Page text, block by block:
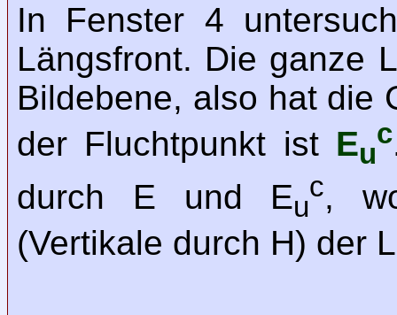
In Fenster 4
Längsfront. Die ganze
Bildebene, also hat die
der Fluchtpunkt ist Eu
c
durch E und Eu
c,
(Vertikale durch H) der